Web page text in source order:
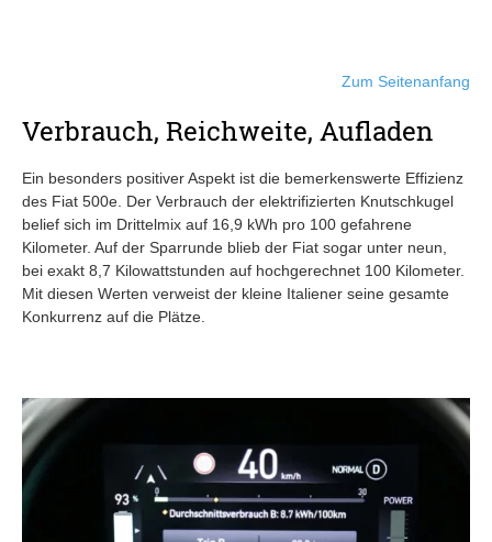
Zum Seitenanfang
Verbrauch, Reichweite, Aufladen
Ein besonders positiver Aspekt ist die bemerkenswerte Effizienz
des Fiat 500e. Der Verbrauch der elektrifizierten Knutschkugel
belief sich im Drittelmix auf 16,9 kWh pro 100 gefahrene
Kilometer. Auf der Sparrunde blieb der Fiat sogar unter neun,
bei exakt 8,7 Kilowattstunden auf hochgerechnet 100 Kilometer.
Mit diesen Werten verweist der kleine Italiener seine gesamte
Konkurrenz auf die Plätze.